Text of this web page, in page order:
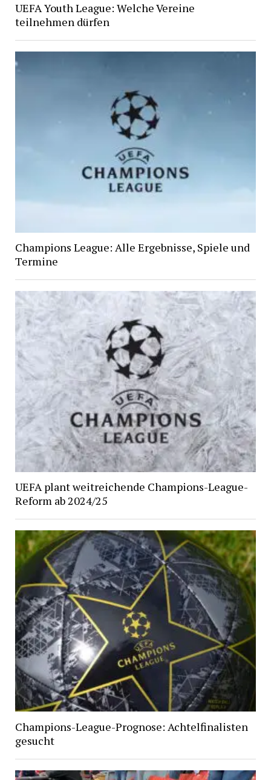
UEFA Youth League: Welche Vereine
teilnehmen dürfen
Champions League: Alle Ergebnisse, Spiele und
Termine
UEFA plant weitreichende Champions-League-
Reform ab 2024/25
Champions-League-Prognose: Achtelfinalisten
gesucht